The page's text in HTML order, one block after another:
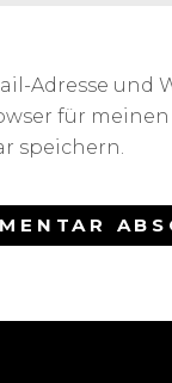
Adresse und
für
speichern.